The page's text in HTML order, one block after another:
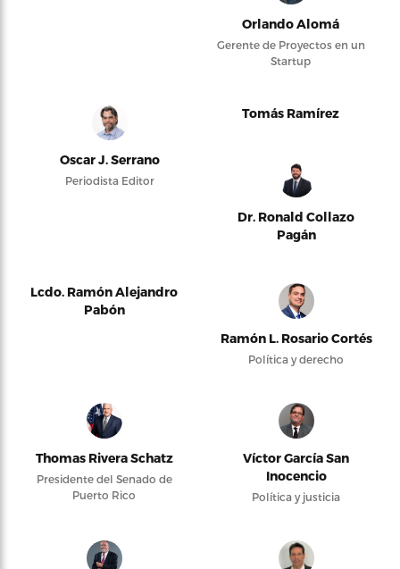
Orlando Alomá
Gerente de Proyectos en un
Startup
Oscar J. Serrano
Periodista Editor
Tomás Ramírez
Dr. Ronald Collazo
Pagán
Lcdo. Ramón Alejandro
Pabón
Ramón L. Rosario Cortés
Política y derecho
Thomas Rivera Schatz
Presidente del Senado de
Puerto Rico
Víctor García San
Inocencio
Política y justicia